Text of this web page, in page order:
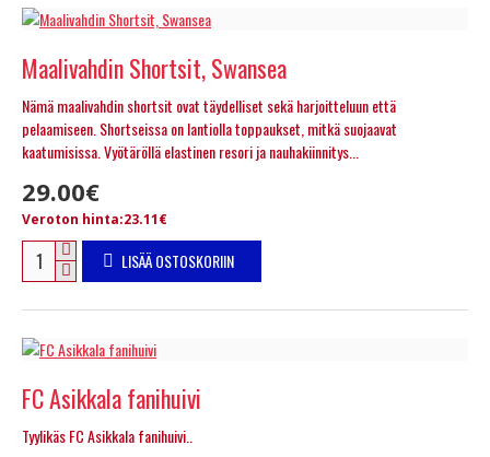
Maalivahdin Shortsit, Swansea
Nämä maalivahdin shortsit ovat täydelliset sekä harjoitteluun että
pelaamiseen. Shortseissa on lantiolla toppaukset, mitkä suojaavat
kaatumisissa. Vyötäröllä elastinen resori ja nauhakiinnitys...
29.00€
Veroton hinta:23.11€
LISÄÄ OSTOSKORIIN
FC Asikkala fanihuivi
Tyylikäs FC Asikkala fanihuivi..